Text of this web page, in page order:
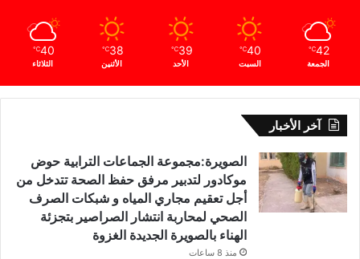
42
℃
الجمعة
40
℃
السبت
39
℃
الأحد
38
℃
الأثنين
40
℃
الثلاثاء
آخر الأخبار
الصويرة:مجموعة الجماعات الترابية حوض
موكادور لتدبير مرفق حفظ الصحة تتدخل من
أجل تعقيم مجاري المياه و شبكات الصرف
الصحي لمحاربة انتشار الصراصير بتجزئة
الهناء بالصويرة الجديدة الغزوة
منذ 8 ساعات